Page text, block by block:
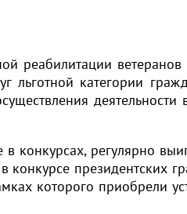
реабилитации
льготной категории
деятельности
конкурсах, регулярно
конкурсе президентских
которого приобрели